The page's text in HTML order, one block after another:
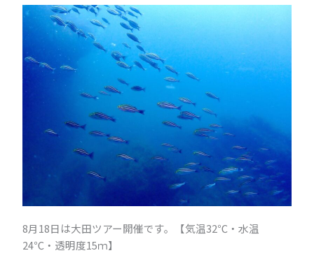
8月18日は大田ツアー開催です。【気温32℃・水温
24℃・透明度15ｍ】